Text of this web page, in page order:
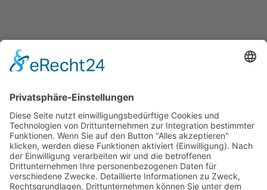
Cookie-Einstellungen